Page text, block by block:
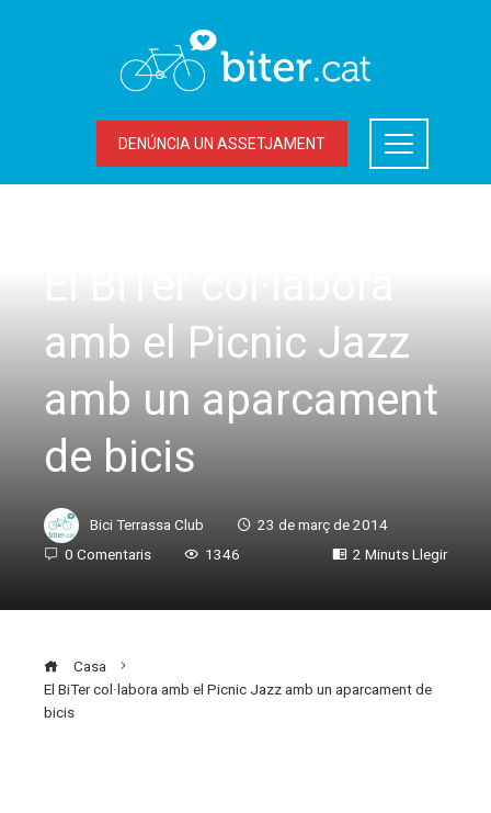
DENÚNCIA UN ASSETJAMENT
amb el Picnic Jazz
amb un aparcament
de bicis
Bici Terrassa Club
23 de març de 2014
0 Comentaris
1346 2 Minuts Llegir
Casa
El BiTer col·labora amb el Picnic Jazz amb un aparcament de
bicis